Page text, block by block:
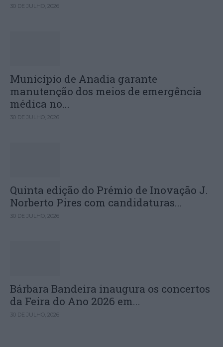
30 DE JULHO, 2026
Município de Anadia garante
manutenção dos meios de emergência
médica no...
30 DE JULHO, 2026
Quinta edição do Prémio de Inovação J.
Norberto Pires com candidaturas...
30 DE JULHO, 2026
Bárbara Bandeira inaugura os concertos
da Feira do Ano 2026 em...
30 DE JULHO, 2026